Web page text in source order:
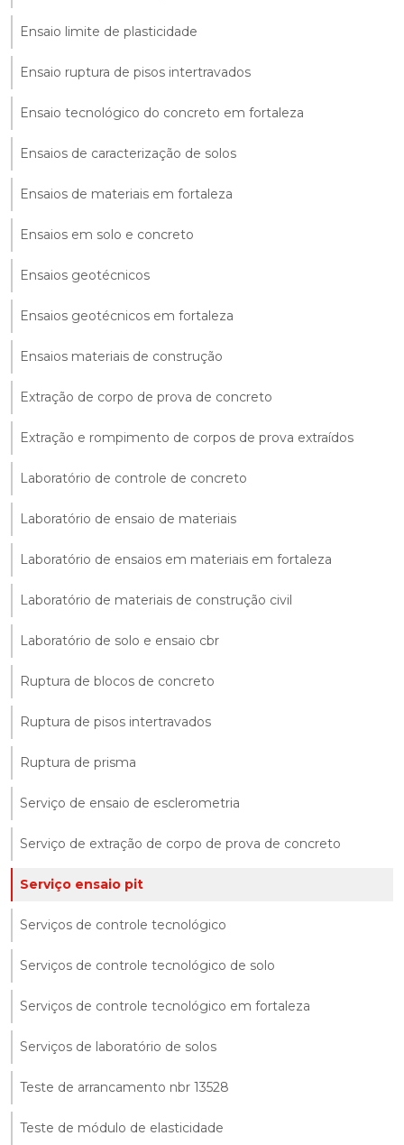
Ensaio limite de plasticidade
Ensaio ruptura de pisos intertravados
Ensaio tecnológico do concreto em fortaleza
Ensaios de caracterização de solos
Ensaios de materiais em fortaleza
Ensaios em solo e concreto
Ensaios geotécnicos
Ensaios geotécnicos em fortaleza
Ensaios materiais de construção
Extração de corpo de prova de concreto
Extração e rompimento de corpos de prova extraídos
Laboratório de controle de concreto
Laboratório de ensaio de materiais
Laboratório de ensaios em materiais em fortaleza
Laboratório de materiais de construção civil
Laboratório de solo e ensaio cbr
Ruptura de blocos de concreto
Ruptura de pisos intertravados
Ruptura de prisma
Serviço de ensaio de esclerometria
Serviço de extração de corpo de prova de concreto
Serviço ensaio pit
Serviços de controle tecnológico
Serviços de controle tecnológico de solo
Serviços de controle tecnológico em fortaleza
Serviços de laboratório de solos
Teste de arrancamento nbr 13528
Teste de módulo de elasticidade